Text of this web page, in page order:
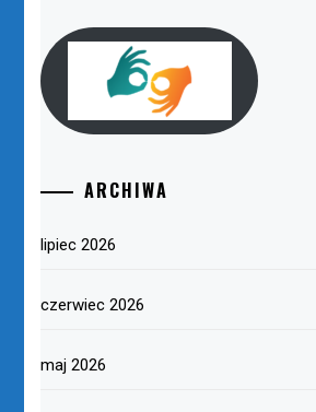
ARCHIWA
lipiec 2026
czerwiec 2026
maj 2026